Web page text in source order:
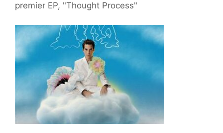
premier EP, "Thought Process"